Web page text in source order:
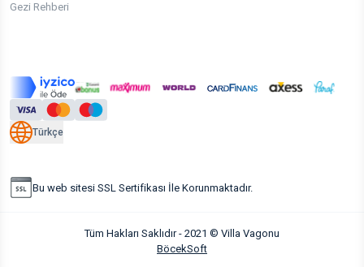
Gezi Rehberi
Türkçe
Bu web sitesi SSL Sertifikası İle Korunmaktadır.
Tüm Hakları Saklıdır - 2021 © Villa Vagonu
BöcekSoft